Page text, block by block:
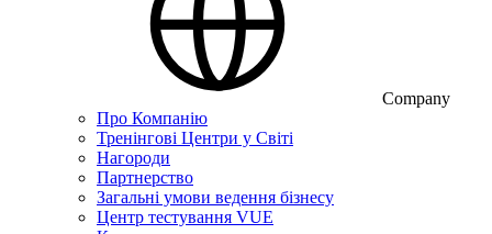
Company
Про Компанію
Тренінгові Центри у Світі
Нагороди
Партнерство
Загальні умови ведення бізнесу
Центр тестування VUE